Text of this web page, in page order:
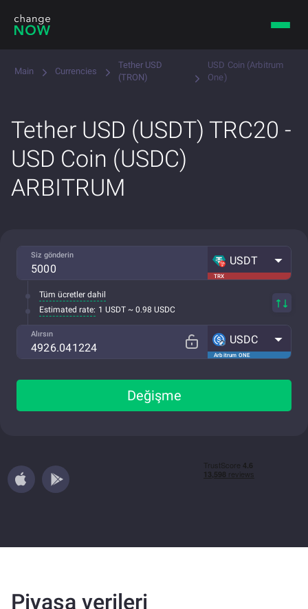
Main Currencies
Tether USD
(TRON)
USD Coin (Arbitrum
One)
Tether USD (USDT) TRC20 -
USD Coin (USDC)
ARBITRUM
Siz gönderin
TRX
USDT
Tüm ücretler dahil
Estimated rate: 1 USDT ~ 0.98 USDC
Alırsın
Arbitrum ONE
USDC
Değişme
Piyasa verileri